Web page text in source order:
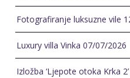
Fotografiranje luksuzne vile
Luxury villa Vinka 07/07/2026
Izložba ‘Ljepote otoka Krka 2’